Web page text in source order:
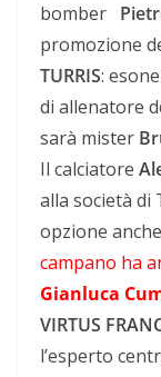
bomber
promozione
TURRIS:
di allenatore
sarà mister
Il calciatore
alla società di
opzione
campano ha
Gianluca
VIRTUS
l’esperto